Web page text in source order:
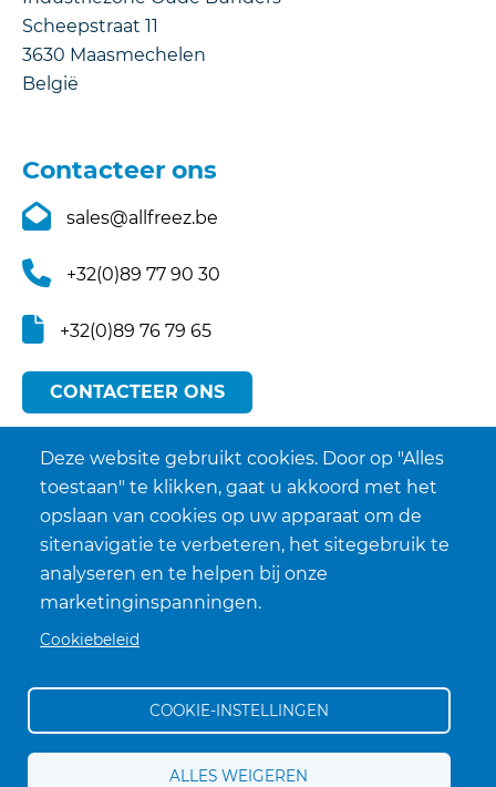
Scheepstraat 11
3630 Maasmechelen
België
Contacteer ons
sales@allfreez.be
+32(0)89 77 90 30
+32(0)89 76 79 65
CONTACTEER ONS
Algemene voorwaarden
Deze website gebruikt cookies. Door op "Alles
toestaan" te klikken, gaat u akkoord met het
opslaan van cookies op uw apparaat om de
sitenavigatie te verbeteren, het sitegebruik te
analyseren en te helpen bij onze
marketinginspanningen.
Cookiebeleid
COOKIE-INSTELLINGEN
ALLES WEIGEREN